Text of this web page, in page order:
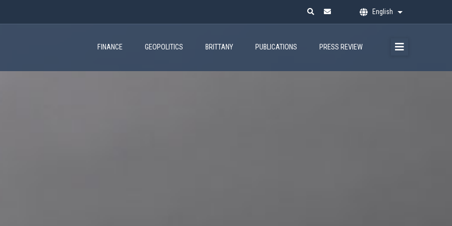
English List additional
navigation
FINANCE GEOPOLITICS BRITTANY PUBLICATIONS PRESS REVIEW